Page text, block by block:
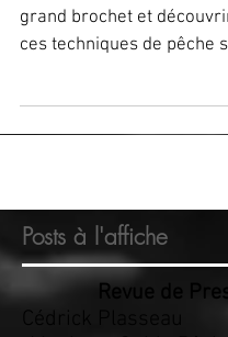
LEURRES !
vous pourrez venir
ces techniques de pêche
spécifiques, pour votre
Posts à l'affiche